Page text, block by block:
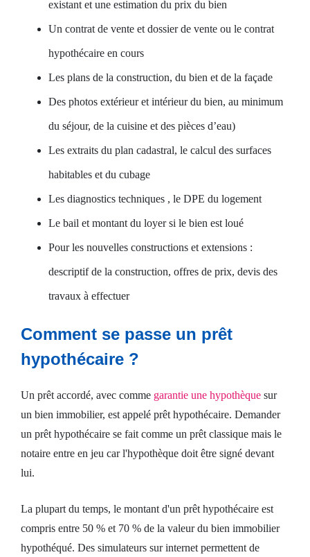
existant et une estimation du prix du bien
Un contrat de vente et dossier de vente ou le contrat
hypothécaire en cours
Les plans de la construction, du bien et de la façade
Des photos extérieur et intérieur du bien, au minimum
du séjour, de la cuisine et des pièces d’eau)
Les extraits du plan cadastral, le calcul des surfaces
habitables et du cubage
Les diagnostics techniques , le DPE du logement
Le bail et montant du loyer si le bien est loué
Pour les nouvelles constructions et extensions :
descriptif de la construction, offres de prix, devis des
travaux à effectuer
Comment se passe un prêt
hypothécaire ?
Un prêt accordé, avec comme garantie une hypothèque sur
un bien immobilier, est appelé prêt hypothécaire. Demander
un prêt hypothécaire se fait comme un prêt classique mais le
notaire entre en jeu car l'hypothèque doit être signé devant
lui.
La plupart du temps, le montant d'un prêt hypothécaire est
compris entre 50 % et 70 % de la valeur du bien immobilier
hypothéqué. Des simulateurs sur internet permettent de